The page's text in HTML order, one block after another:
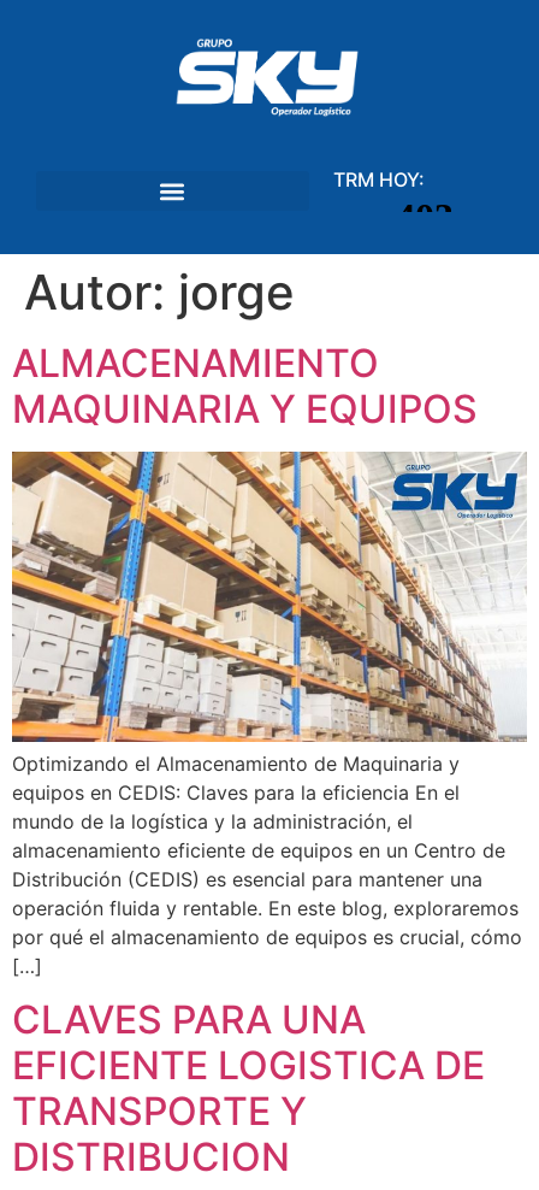
TRM HOY:
Autor: jorge
ALMACENAMIENTO
MAQUINARIA Y EQUIPOS
Optimizando el Almacenamiento de Maquinaria y
equipos en CEDIS: Claves para la eficiencia En el
mundo de la logística y la administración, el
almacenamiento eficiente de equipos en un Centro de
Distribución (CEDIS) es esencial para mantener una
operación fluida y rentable. En este blog, exploraremos
por qué el almacenamiento de equipos es crucial, cómo
[…]
CLAVES PARA UNA
EFICIENTE LOGISTICA DE
TRANSPORTE Y
DISTRIBUCION